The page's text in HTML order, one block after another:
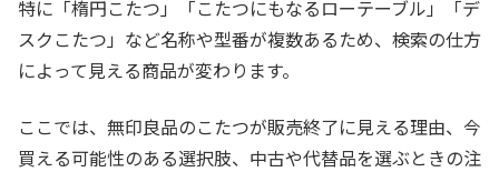
特に「楕円こたつ」「こたつにもなるローテーブル」「デ
スクこたつ」など名称や型番が複数あるため、検索の仕方
によって見える商品が変わります。
ここでは、無印良品のこたつが販売終了に見える理由、今
買える可能性のある選択肢、中古や代替品を選ぶときの注